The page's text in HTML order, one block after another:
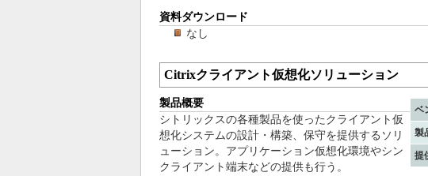
資料ダウンロード
なし
Citrixクライアント仮想化ソリューション
ベ
製
提
製品概要
シトリックスの各種製品を使ったクライアント仮
想化システムの設計・構築、保守を提供するソリ
ューション。アプリケーション仮想化環境やシン
クライアント端末などの提供も行う。